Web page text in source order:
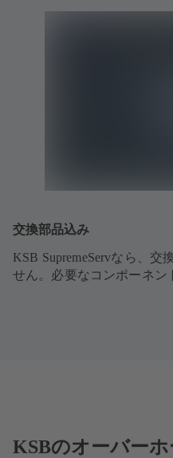
交換部品込み
KSB SupremeServなら、
せん。必要なコンポーネン
KSBのオーバー